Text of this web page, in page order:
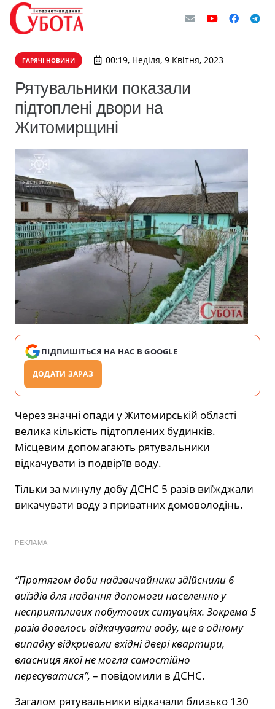
ГАРЯЧІ НОВИНИ 00:19, Неділя, 9 Квітня, 2023
Рятувальники показали
підтоплені двори на
Житомирщині
ПІДПИШІТЬСЯ НА НАС В GOOGLE
ДОДАТИ ЗАРАЗ
Через значні опади у Житомирській області
велика кількість підтоплених будинків.
Місцевим допомагають рятувальники
відкачувати із подвір’їв воду.
Тільки за минулу добу ДСНС 5 разів виїжджали
викачувати воду з приватних домоволодінь.
РЕКЛАМА
“Протягом доби надзвичайники здійснили 6
виїздів для надання допомоги населенню у
несприятливих побутових ситуаціях. Зокрема 5
разів довелось відкачувати воду, ще в одному
випадку відкривали вхідні двері квартири,
власниця якої не могла самостійно
пересуватися”, – повідомили в ДСНС.
Загалом рятувальники відкачали близько 130